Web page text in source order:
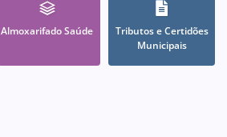
Almoxarifado Saúde
Tributos e Certidões
Municipais